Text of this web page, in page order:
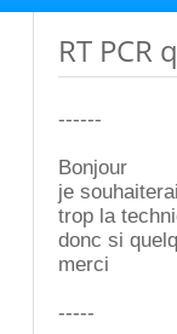
RT
------
Bonjour
je
trop la
donc si
merci
-----